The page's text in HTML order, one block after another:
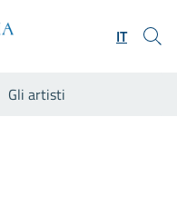
IT
Gli artisti